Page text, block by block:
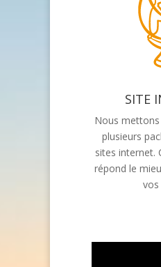
SITE
Nous
plusieurs
sites internet.
répond le
vos